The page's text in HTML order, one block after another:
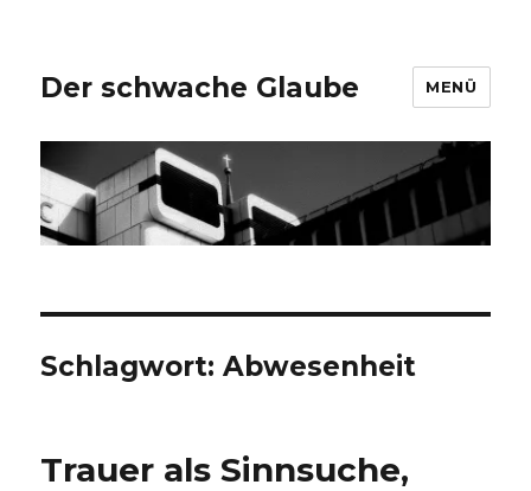
Der schwache Glaube MENÜ
Schlagwort:Abwesenheit
Trauer als Sinnsuche,